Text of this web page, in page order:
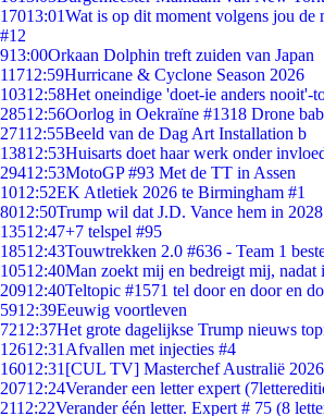
17013:01Wat is op dit moment volgens jou de
#12
913:00Orkaan Dolphin treft zuiden van Japan
11712:59Hurricane & Cyclone Season 2026
10312:58Het oneindige 'doet-ie anders nooit'-
28512:56Oorlog in Oekraïne #1318 Drone
27112:55Beeld van de Dag Art Installation b
13812:53Huisarts doet haar werk onder
29412:53MotoGP #93 Met de TT in Assen
1012:52EK Atletiek 2026 te Birmingham #1
8012:50Trump wil dat J.D. Vance hem in
13512:47+7 telspel #95
18512:43Touwtrekken 2.0 #636 - Team 1
10512:40Man zoekt mij en bedreigt mij, nadat
20912:40Teltopic #1571 tel door en door en
5912:39Eeuwig voortleven
7212:37Het grote dagelijkse Trump nieuws
12612:31 Afvallen met injecties #4
16012:31 [CUL TV] Masterchef Australië 2026
20712:24Verander een letter expert
2112:22Verander één letter. Expert # 75 (8